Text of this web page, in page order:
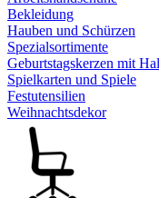
Bekleidung
Hauben und Schürzen
Spezialsortimente
Geburtstagskerzen mit
Spielkarten und Spiele
Festutensilien
Weihnachtsdekor